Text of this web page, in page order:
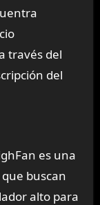
través del
del
es una
buscan
alto para